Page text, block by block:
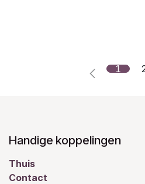
1
Handige koppelingen
Thuis
Contact